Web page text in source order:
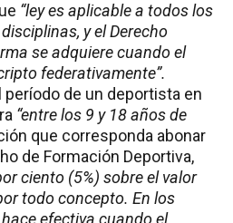
“ley es aplicable a todos los
y el Derecho
se adquiere cuando el
federativamente”.
período de un deportista en
“entre los 9 y 18 años de
que corresponda abonar
de Formación Deportiva,
ciento (5%) sobre el valor
todo concepto. En los
efectiva cuando el